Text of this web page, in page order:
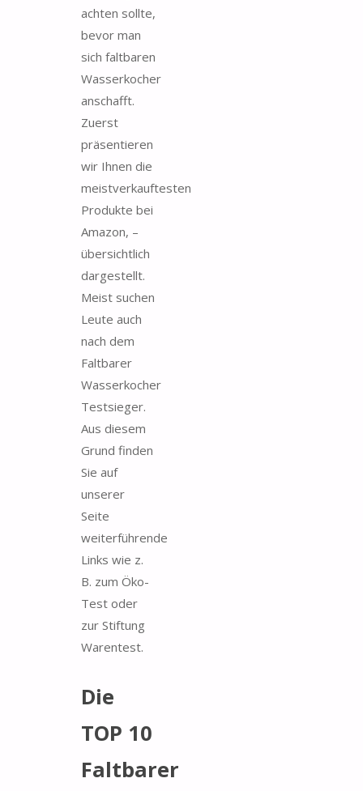
achten sollte,
bevor man
sich faltbaren
Wasserkocher
anschafft.
Zuerst
präsentieren
wir Ihnen die
meistverkauftesten
Produkte bei
Amazon, –
übersichtlich
dargestellt.
Meist suchen
Leute auch
nach dem
Faltbarer
Wasserkocher
Testsieger.
Aus diesem
Grund finden
Sie auf
unserer
Seite
weiterführende
Links wie z.
B. zum Öko-
Test oder
zur Stiftung
Warentest.
Die
TOP 10
Faltbarer